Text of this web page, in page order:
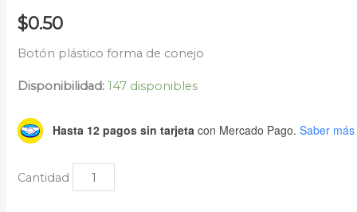
$0.50
Botón plástico forma de conejo
Disponibilidad: 147 disponibles
Hasta 12 pagos sin tarjeta con Mercado Pago. Saber más